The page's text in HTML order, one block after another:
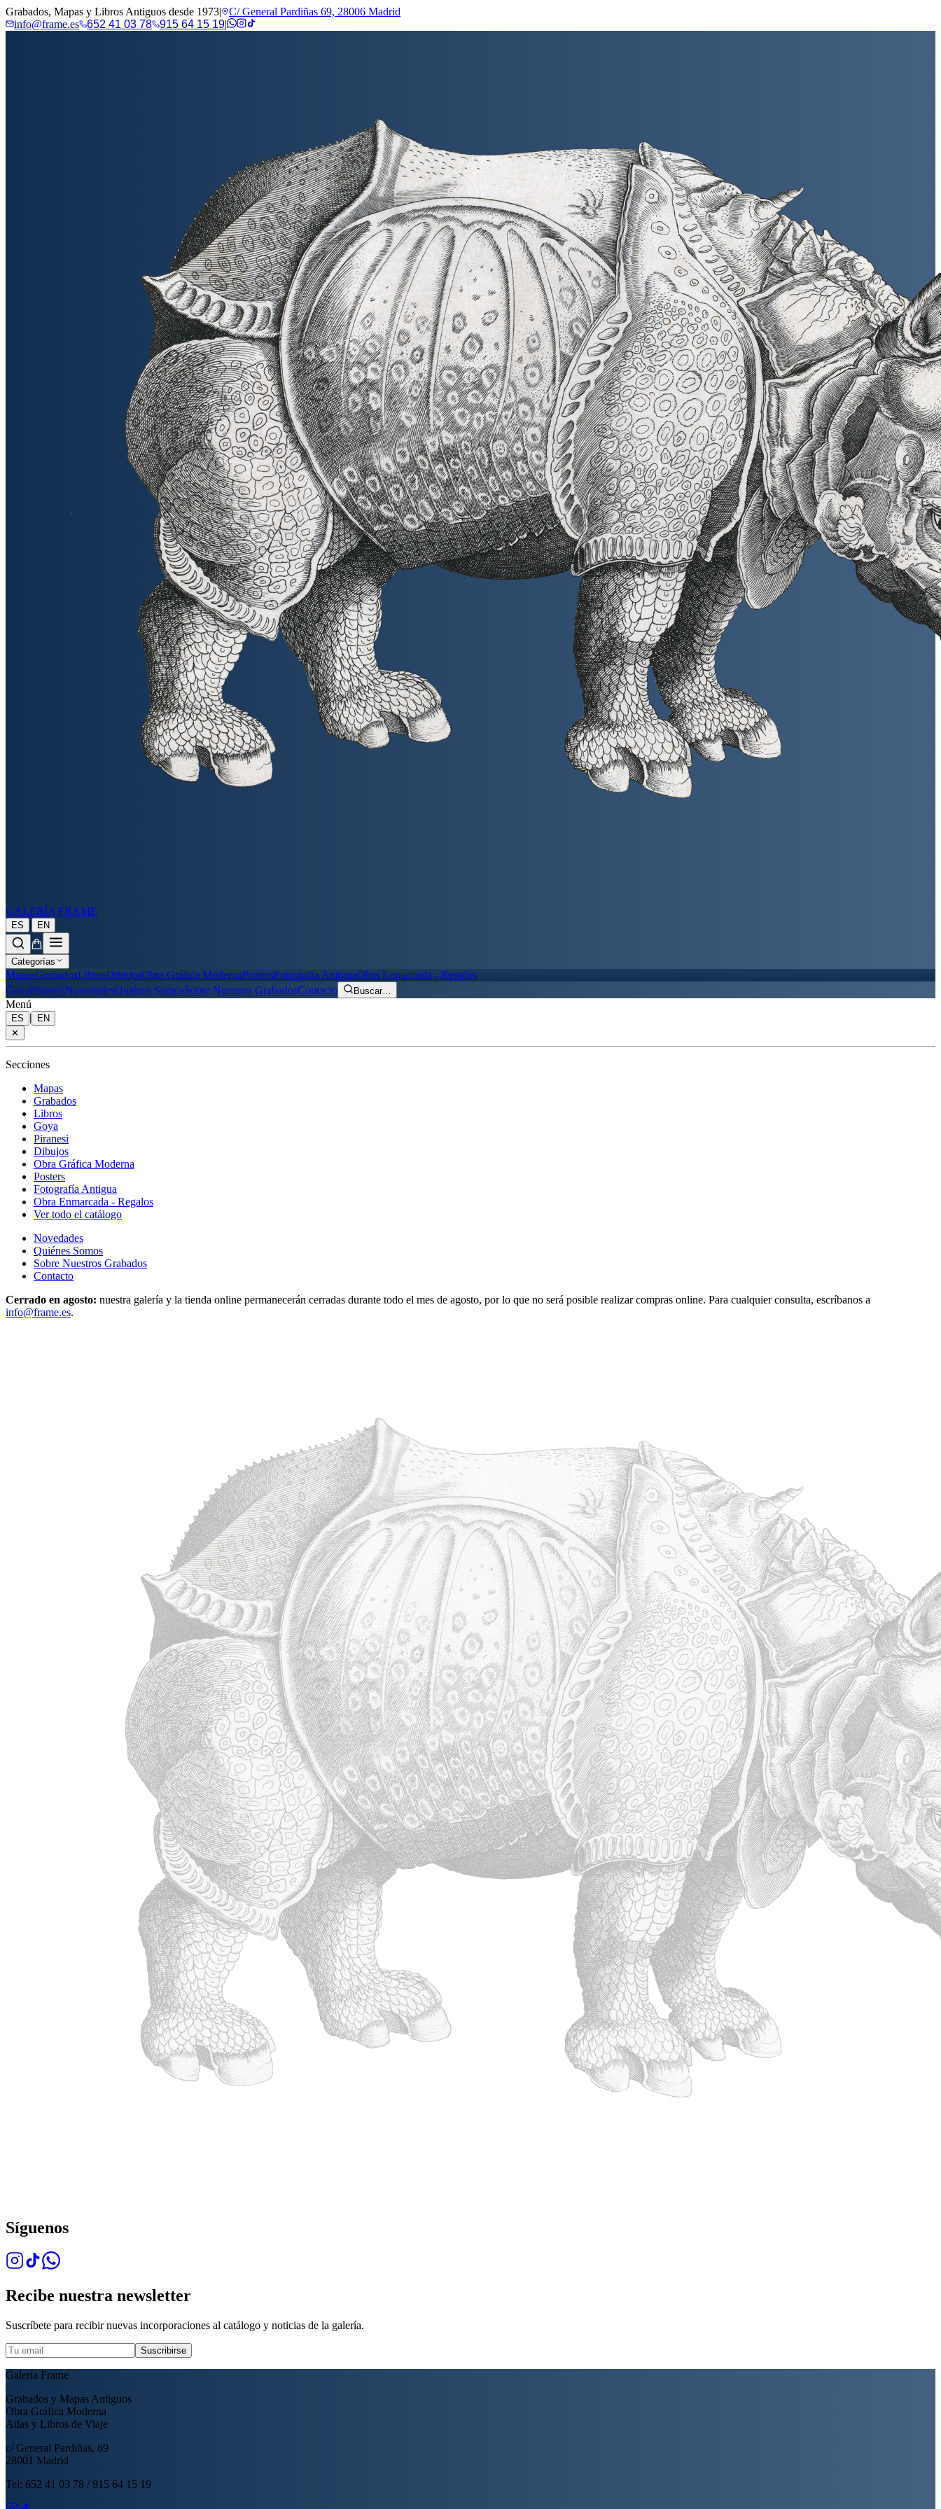
Grabados, Mapas y Libros Antiguos desde 1973|
C/ General Pardiñas 69, 28006 Madrid
info@frame.es
652 41 03 78 915 64 15 19|
GALERÍA FRAME
ES | EN
Categorías
MapasGrabadosLibrosDibujosObra Gráfica ModernaPostersFotografía AntiguaObra Enmarcada - Regalos
GoyaPiranesiNovedadesQuiénes SomosSobre Nuestros GrabadosContacto Buscar…
Menú
ES |
EN
✕
Secciones
Mapas
Grabados
Libros
Goya
Piranesi
Dibujos
Obra Gráfica Moderna
Posters
Fotografía Antigua
Obra Enmarcada - Regalos
Ver todo el catálogo
Novedades
Quiénes Somos
Sobre Nuestros Grabados
Contacto
Cerrado en agosto: nuestra galería y la tienda online permanecerán cerradas durante todo el mes de agosto, por lo que no será posible realizar compras online. Para cualquier consulta, escríbanos a
info@frame.es.
Síguenos
Recibe nuestra newsletter
Suscríbete para recibir nuevas incorporaciones al catálogo y noticias de la galería.
Suscribirse
Galería Frame
Grabados y Mapas Antiguos
Obra Gráfica Moderna
Atlas y Libros de Viaje
c/ General Pardiñas, 69
28001 Madrid
Tel: 652 41 03 78 / 915 64 15 19